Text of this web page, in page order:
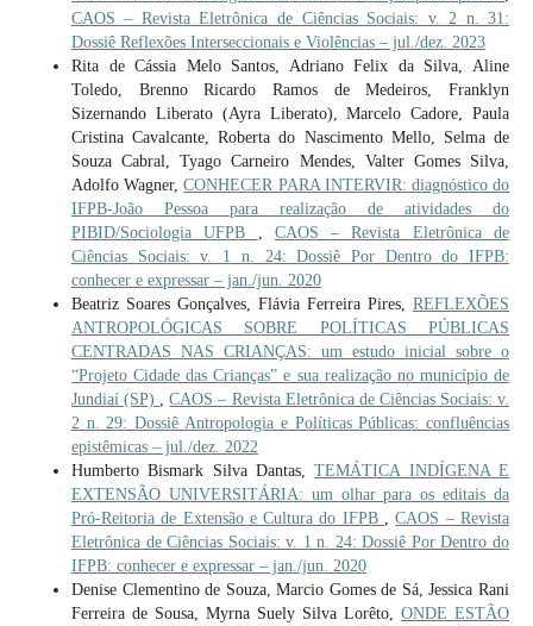
CAOS – Revista Eletrônica de Ciências Sociais: v. 2 n. 31:
Dossiê Reflexões Interseccionais e Violências – jul./dez. 2023
Rita de Cássia Melo Santos, Adriano Felix da Silva, Aline
Toledo, Brenno Ricardo Ramos de Medeiros, Franklyn
Sizernando Liberato (Ayra Liberato), Marcelo Cadore, Paula
Cristina Cavalcante, Roberta do Nascimento Mello, Selma de
Souza Cabral, Tyago Carneiro Mendes, Valter Gomes Silva,
Adolfo Wagner,CONHECER PARA INTERVIR: diagnóstico do
IFPB-João Pessoa para realização de atividades do
PIBID/Sociologia UFPB , CAOS – Revista Eletrônica de
Ciências Sociais: v. 1 n. 24: Dossiê Por Dentro do IFPB:
conhecer e expressar – jan./jun. 2020
Beatriz Soares Gonçalves, Flávia Ferreira Pires,REFLEXÕES
ANTROPOLÓGICAS SOBRE POLÍTICAS PÚBLICAS
CENTRADAS NAS CRIANÇAS: um estudo inicial sobre o
“Projeto Cidade das Crianças” e sua realização no município de
Jundiaí (SP) ,CAOS – Revista Eletrônica de Ciências Sociais: v.
2 n. 29: Dossiê Antropologia e Políticas Públicas: confluências
epistêmicas – jul./dez. 2022
Humberto Bismark Silva Dantas,TEMÁTICA INDÍGENA E
EXTENSÃO UNIVERSITÁRIA: um olhar para os editais da
Pró-Reitoria de Extensão e Cultura do IFPB ,CAOS – Revista
Eletrônica de Ciências Sociais: v. 1 n. 24: Dossiê Por Dentro do
IFPB: conhecer e expressar – jan./jun. 2020
Denise Clementino de Souza, Marcio Gomes de Sá, Jessica Rani
Ferreira de Sousa, Myrna Suely Silva Lorêto,ONDE ESTÃO